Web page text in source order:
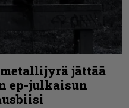
jättää
ep-julkaisun